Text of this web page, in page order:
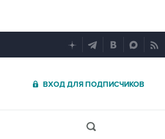
ВХОД ДЛЯ ПОДПИСЧИКОВ